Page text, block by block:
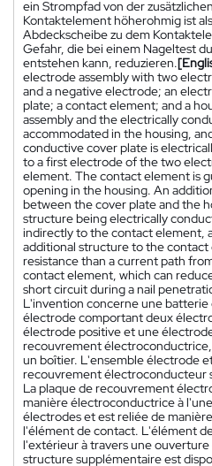
ein Strompfad von der
Kontaktelement höherohmig ist
Abdeckscheibe zu dem
Gefahr, die bei einem Nageltest
entstehen kann, reduzieren.
electrode assembly with two
and a negative electrode; an
plate; a contact element; and a
assembly and the electrically
accommodated in the housing,
conductive cover plate is
to a first electrode of the two
element. The contact element is
opening in the housing. An
between the cover plate and the
structure being electrically
indirectly to the contact element,
additional structure to the contact
resistance than a current path
contact element, which can
short circuit during a nail
L'invention concerne une
électrode comportant deux
électrode positive et une
recouvrement
un boîtier. L'ensemble électrode
recouvrement électroconducteur
La plaque de recouvrement
manière électroconductrice à
électrodes et est reliée de
l'élément de contact. L'élément
l'extérieur à travers une ouverture
structure supplémentaire est